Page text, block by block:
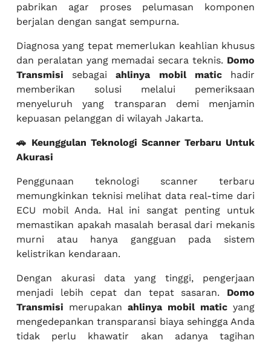
pabrikan agar proses pelumasan komponen
berjalan dengan sangat sempurna.
Diagnosa yang tepat memerlukan keahlian khusus
dan peralatan yang memadai secara teknis. Domo
Transmisi sebagaiahlinya mobil matichadir
memberikan solusi melalui pemeriksaan
menyeluruh yang transparan demi menjamin
kepuasan pelanggan di wilayah Jakarta.
🚗 Keunggulan Teknologi Scanner Terbaru Untuk
Akurasi
Penggunaan teknologi scanner terbaru
memungkinkan teknisi melihat data real-time dari
ECU mobil Anda. Hal ini sangat penting untuk
memastikan apakah masalah berasal dari mekanis
murni atau hanya gangguan pada sistem
kelistrikan kendaraan.
Dengan akurasi data yang tinggi, pengerjaan
menjadi lebih cepat dan tepat sasaran. Domo
Transmisi merupakan ahlinya mobil matic yang
mengedepankan transparansi biaya sehingga Anda
tidak perlu khawatir akan adanya tagihan